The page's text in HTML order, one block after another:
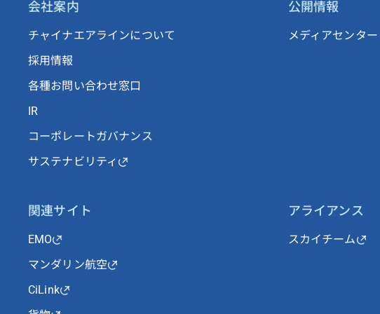
会社案内
チャイナエアラインについて
採用情報
各種お問い合わせ窓口
IR
コーポレートガバナンス
サステナビリティ
公開情報
メディアセンター
関連サイト
EMO
マンダリン航空
CiLink
アライアンス
スカイチーム